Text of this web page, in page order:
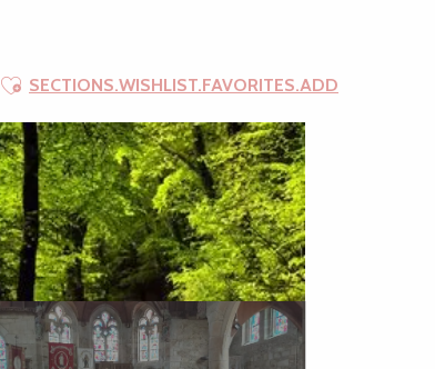
Ajouter aux favoris
SECTIONS.WISHLIST.FAVORITES.ADD